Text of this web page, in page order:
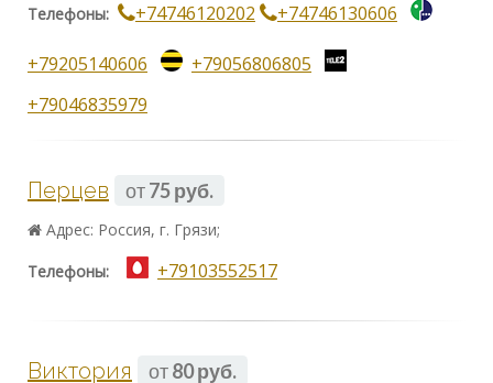
Телефоны: +74746120202 +74746130606
+79205140606
+79056806805
+79046835979
Перцев от75 руб.
Адрес: Россия, г. Грязи;
Телефоны: +79103552517
Виктория от80 руб.